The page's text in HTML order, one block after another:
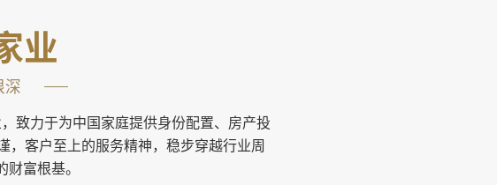
业
深
致力于为中国家庭提供身份配置、房产投
客户至上的服务精神，稳步穿越行业周
富根基。